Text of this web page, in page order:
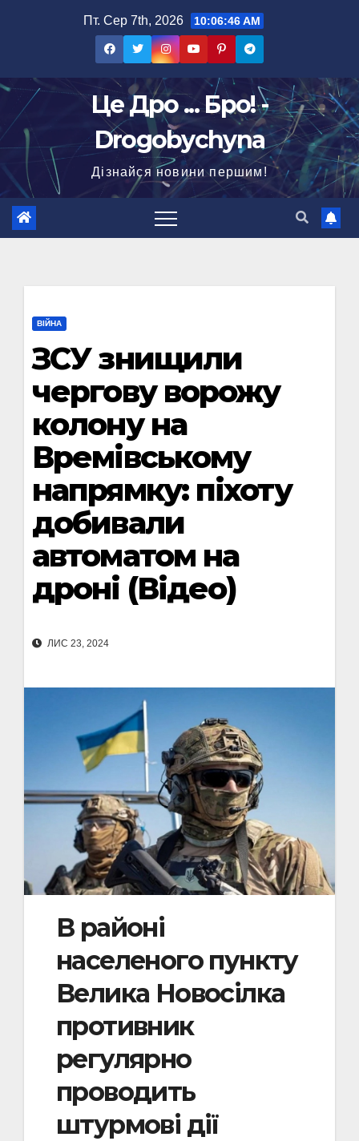
Пт. Сер 7th, 2026 10:06:47 AM
Це Дро ... Бро! -
Drogobychyna
Дізнайся новини першим!
ВІЙНА
ЗСУ знищили
чергову ворожу
колону на
Времівському
напрямку: піхоту
добивали
автоматом на
дроні (Відео)
ЛИС 23, 2024
В районі
населеного пункту
Велика Новосілка
противник
регулярно
проводить
штурмові дії